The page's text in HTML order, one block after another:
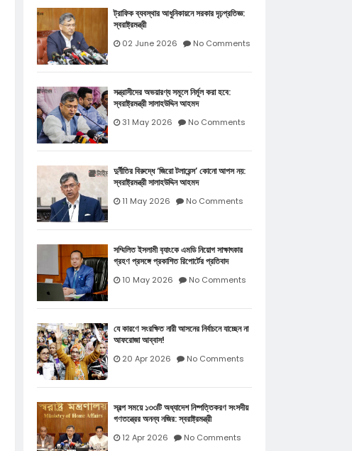
ট্রাফিক ব্যবস্থার আধুনিকায়নে সরকার দৃঢ়প্রতিজ্ঞ:
স্বরাষ্ট্রমন্ত্রী
02 June 2026 No Comments
সন্ত্রাসীদের অভয়ারণ্য সমূলে নির্মূল করা হবে:
স্বরাষ্ট্রমন্ত্রী সালাহউদ্দিন আহমদ
31 May 2026 No Comments
দুর্নীতির বিরুদ্ধে ‘জিরো টলারেন্স’ কোনো আপস নয়:
স্বরাষ্ট্রমন্ত্রী সালাহউদ্দিন আহমদ
11 May 2026 No Comments
সম্মিলিত ইসলামী ব‍্যাংকে এমডি নিয়োগ সাক্ষাৎকার
গ্রহণ প্রসঙ্গে প্রকাশিত রিপোর্টের প্রতিবাদ
10 May 2026 No Comments
যে কারণে সংরক্ষিত নারী আসনের নির্বাচনে যাচ্ছেন না
আফরোজা আব্বাস!
20 Apr 2026 No Comments
স্বল্প সময়ে ১৩৩টি অধ্যাদেশ নিষ্পত্তিকরণ সংসদীয়
গণতন্ত্রের অনন্য নজির: স্বরাষ্ট্রমন্ত্রী
12 Apr 2026 No Comments